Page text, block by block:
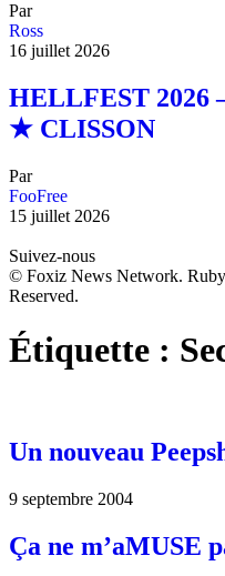
Par
Ross
16 juillet 2026
HELLFEST 2026
★ CLISSON
Par
FooFree
15 juillet 2026
Suivez-nous
© Foxiz News Network.
Reserved.
Étiquette :
Un nouveau
9 septembre 2004
Ça ne m’aMUSE